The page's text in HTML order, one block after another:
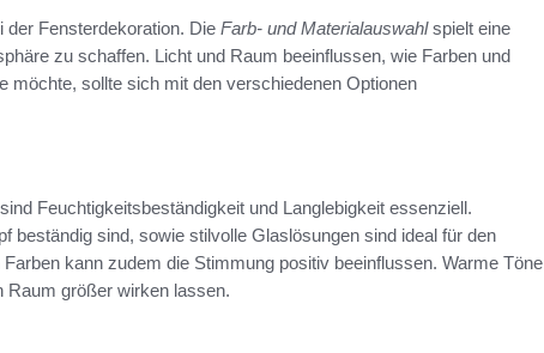
der Fensterdekoration. Die Farb- und Materialauswahlspielt eine
zu schaffen. Licht und Raum beeinflussen, wie Farben und
möchte, sollte sich mit den verschiedenen Optionen
Feuchtigkeitsbeständigkeit und Langlebigkeit essenziell.
beständig sind, sowie stilvolle Glaslösungen sind ideal für den
kann zudem die Stimmung positiv beeinflussen. Warme Töne
Raum größer wirken lassen.